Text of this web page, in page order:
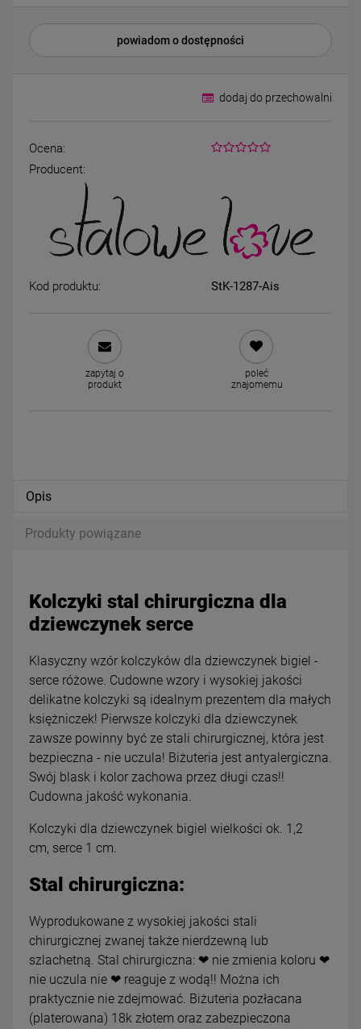
STAL CHIRURGICZNA
serce wypukłe 1 cm
24,00 zł
Kolczyki STAL
bigiel kwiatki kryształki
39,00 zł
powiadom o dostępności
dodaj do przechowalni
Ocena:
Producent:
Kod produktu: StK-1287-Ais
zapytaj o
produkt
poleć
znajomemu
Opis
Produkty powiązane
Kolczyki stal chirurgiczna dla
dziewczynek serce
Klasyczny wzór kolczyków dla dziewczynek bigiel -
serce różowe. Cudowne wzory i wysokiej jakości
delikatne kolczyki są idealnym prezentem dla małych
księżniczek! Pierwsze kolczyki dla dziewczynek
zawsze powinny być ze stali chirurgicznej, która jest
bezpieczna - nie uczula! Biżuteria jest antyalergiczna.
Swój blask i kolor zachowa przez długi czas!!
Cudowna jakość wykonania.
Kolczyki dla dziewczynek bigiel wielkości ok. 1,2
cm, serce 1 cm.
Stal chirurgiczna:
Wyprodukowane z wysokiej jakości stali
chirurgicznej zwanej także nierdzewną lub
szlachetną. Stal chirurgiczna: ❤ nie zmienia koloru ❤
nie uczula nie ❤ reaguje z wodą!! Można ich
praktycznie nie zdejmować. Biżuteria pozłacana
(platerowana) 18k złotem oraz zabezpieczona